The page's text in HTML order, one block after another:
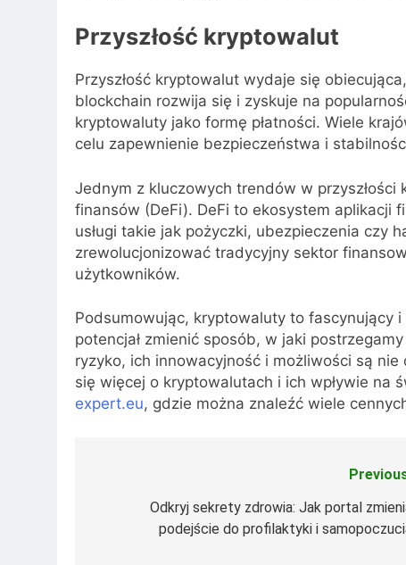
Przyszłość kryptowalut
Przyszłość kryptowalut wydaje się
blockchain rozwija się i zyskuje na
kryptowaluty jako formę płatności. Wiele
celu zapewnienie bezpieczeństwa i
Jednym z kluczowych trendów w
finansów (DeFi). DeFi to ekosystem aplikacji
usługi takie jak pożyczki, ubezpieczenia czy
zrewolucjonizować tradycyjny sektor
użytkowników.
Podsumowując, kryptowaluty to fascynujący
potencjał zmienić sposób, w jaki
ryzyko, ich innowacyjność i możliwości są
się więcej o kryptowalutach i ich wpływie na
expert.eu, gdzie można znaleźć wiele
Odkryj sekrety zdrowia: Jak portal
podejście do profilaktyki i